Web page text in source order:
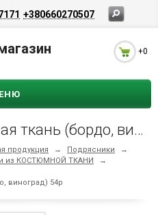
+380660270507
+0
Подрясник костюмная ткань (бордо, виноград) 54р
продукция → Подрясники
→
из КОСТЮМНОЙ ТКАНИ
→
виноград) 54р